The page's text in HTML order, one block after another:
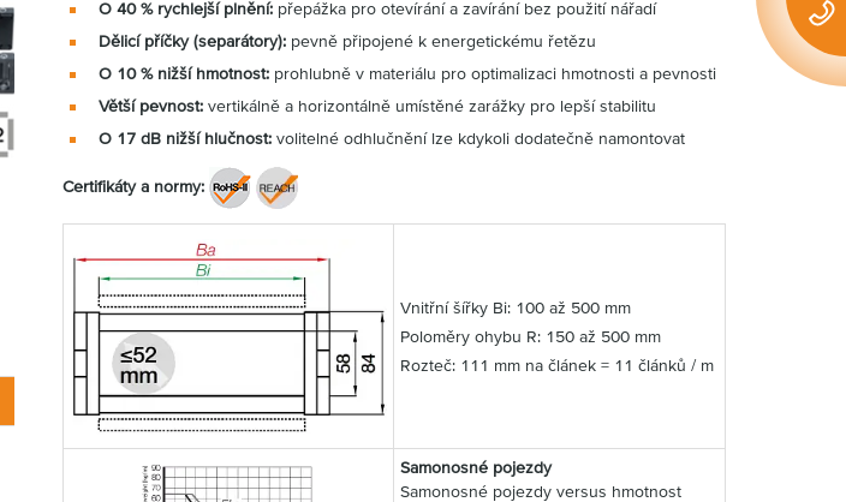
O 40 % rychlejší plnění: přepážka pro otevírání a zavírání bez použití nářadí
Dělicí příčky (separátory): pevně připojené k energetickému řetězu
O 10 % nižší hmotnost: prohlubně v materiálu pro optimalizaci hmotnosti a pevnosti
Větší pevnost: vertikálně a horizontálně umístěné zarážky pro lepší stabilitu
O 17 dB nižší hlučnost: volitelné odhlučnění lze kdykoli dodatečně namontovat
Certifikáty a normy:
Vnitřní šířky Bi: 100 až 500 mm
Poloměry ohybu R: 150 až 500 mm
Rozteč: 111 mm na článek = 11 článků / m
Samonosné pojezdy
Samonosné pojezdy versus hmotnost